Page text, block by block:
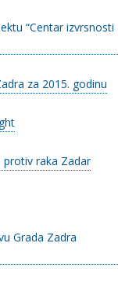
“Centar izvrsnosti
za 2015. godinu
raka Zadar
Grada Zadra